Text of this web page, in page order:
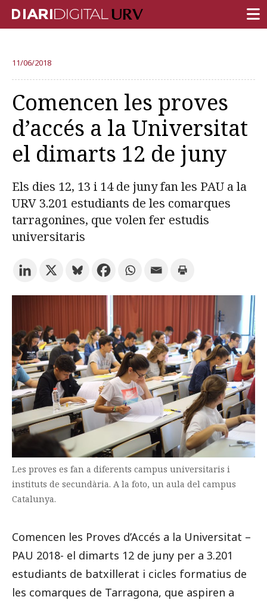
RECERCA
DOCÈNCIA
INSTITUCIÓ
VIDA AL CAMPUS
REPORTATGES
Més categories
Prova la cerca avançada
Subscriu-te als butlletins de la URV Agenda
CATALÀ ESPAÑOL ENGLISH
11/06/2018
Comencen les proves
d’accés a la Universitat
el dimarts 12 de juny
Els dies 12, 13 i 14 de juny fan les PAU a la
URV 3.201 estudiants de les comarques
tarragonines, que volen fer estudis
universitaris
Les proves es fan a diferents campus universitaris i
instituts de secundària. A la foto, un aula del campus
Catalunya.
Comencen les Proves d’Accés a la Universitat –
PAU 2018- el dimarts 12 de juny per a 3.201
estudiants de batxillerat i cicles formatius de
les comarques de Tarragona, que aspiren a